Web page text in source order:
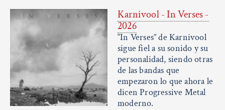
Karnivool - In Verses -
2026
“In Verses” de Karnivool
sigue fiel a su sonido y su
personalidad, siendo otras
de las bandas que
empezaron lo que ahora le
dicen Progressive Metal
moderno.